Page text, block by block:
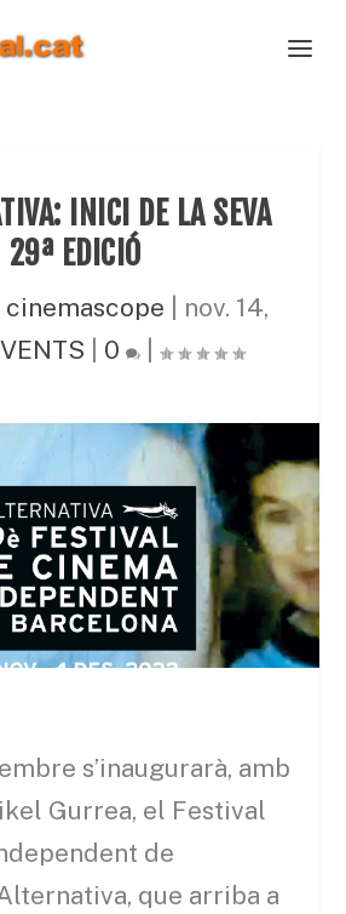
INICI DE LA SEVA
29ª EDICIÓ
cinemascope
nov. 14,
0
s’inaugurarà, amb
Gurrea, el Festival
de
que arriba a